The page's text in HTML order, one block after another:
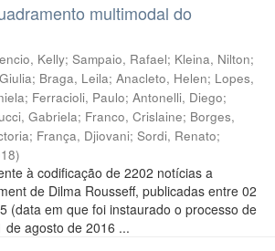
multimodal do
Kelly; Sampaio, Rafael; Kleina, Nilton;
; Braga, Leila; Anacleto, Helen; Lopes,
; Ferracioli, Paulo; Antonelli, Diego;
Gabriela; Franco, Crislaine; Borges,
; França, Djiovani; Sordi, Renato;
)
à codificação de 2202 notícias a
de Dilma Rousseff, publicadas entre 02
(data em que foi instaurado o processo de
de agosto de 2016 ...